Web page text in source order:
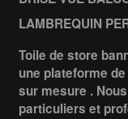
LAMBREQUIN
Toile de store
une plateforme
sur mesure .
particuliers et